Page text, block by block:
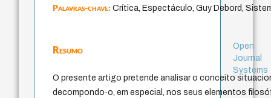
Palavras-chave:Crítica, Espectáculo, Guy Debord,
Resumo
O presente artigo pretende analisar o conceito
decompondo‑o, em especial, nos seus elementos
Open
Journal
Systems